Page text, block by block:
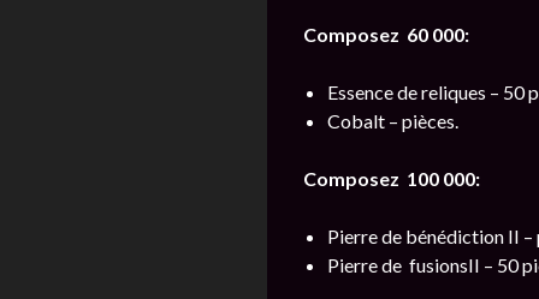
Composez 60 000:
Essence de reliques – 50
Cobalt – pièces.
Composez 100 000:
Pierre de bénédiction II –
Pierre de fusionsII – 50